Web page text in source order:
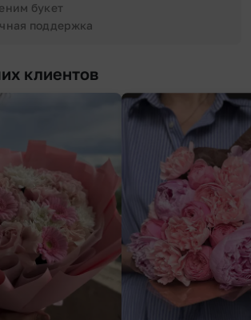
букет
поддержка
клиентов